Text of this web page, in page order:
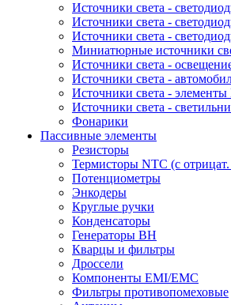
Источники света -
Источники света -
Источники света -
Миниатюрные источники
Источники света -
Источники света -
Источники света - элементы
Источники света -
Фонарики
Пассивные элементы
Резисторы
Термисторы NTC (с
Потенциометры
Энкодеры
Круглые ручки
Конденсаторы
Генераторы ВН
Кварцы и фильтры
Дроссели
Компоненты EMI/EMC
Фильтры противопомеховые